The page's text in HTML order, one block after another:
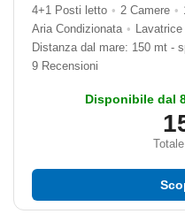
4+1 Posti letto • 2 Camere •
Aria Condizionata • Lavatrice
Distanza dal mare: 150 mt -
9 Recensioni
Disponibile dal